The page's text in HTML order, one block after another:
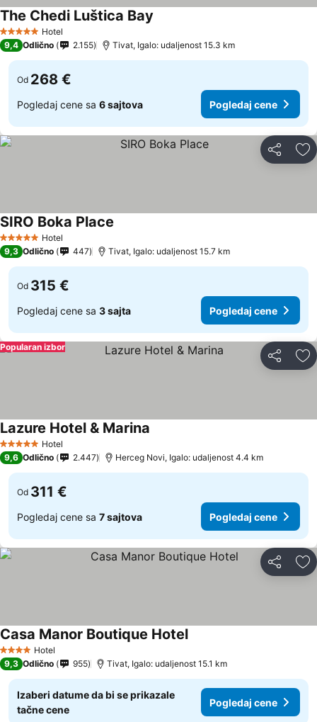
5 ZvezdiceHotel
The Chedi Luštica Bay
9,4 Odlično 2.155 Tivat, Igalo: udaljenost 15.3 km
Od 268 €
Pogledaj cene sa 6 sajtova Pogledaj cene
Deli
5 ZvezdiceHotel
SIRO Boka Place
9,3 Odlično 447 Tivat, Igalo: udaljenost 15.7 km
Od 315 €
Pogledaj cene sa 3 sajta Pogledaj cene
Deli
Popularan izbor
5 ZvezdiceHotel
Lazure Hotel & Marina
9,6 Odlično 2.447 Herceg Novi, Igalo: udaljenost 4.4 km
Od 311 €
Pogledaj cene sa 7 sajtova Pogledaj cene
Deli
4 ZvezdiceHotel
Casa Manor Boutique Hotel
9,3 Odlično 955 Tivat, Igalo: udaljenost 15.1 km
Izaberi datume da bi se prikazale
tačne cene
Pogledaj cene